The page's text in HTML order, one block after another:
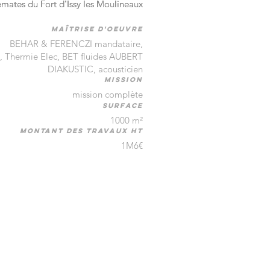
du Fort d'Issy les Moulineaux
du Fort d'Issy les Moulineaux
maîtrise d'oeuvre
BEHAR & FERENCZI mandataire,
Thermie Elec, BET fluides AUBERT
DIAKUSTIC, acousticien
mission
mission complète
surface
1000 m²
montant des travaux HT
1M6€